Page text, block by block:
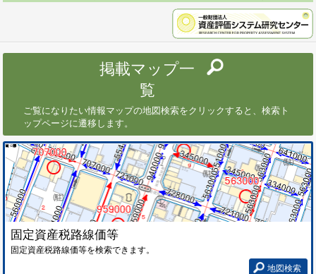
掲載マップ一
覧
ご覧になりたい情報マップの地図検索をクリックすると、検索ト
ップページに遷移します。
固定資産税路線価等
固定資産税路線価等を検索できます。
地図検索